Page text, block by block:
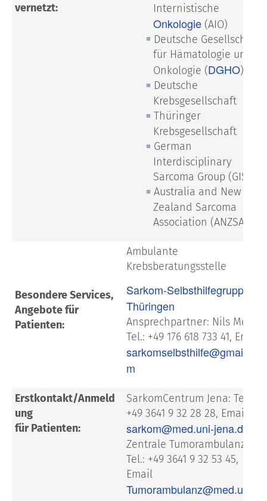
vernetzt:
Internistische
Onkologie (AIO)
Deutsche Gesellschaft
für Hämatologie und
Onkologie (DGHO)
Deutsche
Krebsgesellschaft
Thüringer
Krebsgesellschaft
German
Interdisciplinary
Sarcoma Group (GISG)
Australia and New
Zealand Sarcoma
Association (ANZSA)
Besondere Services,
Angebote für
Patienten:
Ambulante
Krebsberatungsstelle
Sarkom-Selbsthilfegruppe
Thüringen
Ansprechpartner: Nils Mengs
Tel.: +49 176 618 733 41, Email
sarkomselbsthilfe@gmail.co
m
Erstkontakt/Anmeld
ung
für Patienten:
SarkomCentrum Jena: Tel.:
+49 3641 9 32 28 28, Email
sarkom@med.uni-jena.de
Zentrale Tumorambulanz:
Tel.: +49 3641 9 32 53 45,
Email
Tumorambulanz@med.uni-